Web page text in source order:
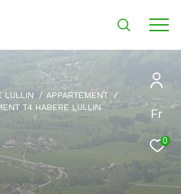
Fr
0
LULLIN
APPARTEMENT
T4 HABERE LULLIN